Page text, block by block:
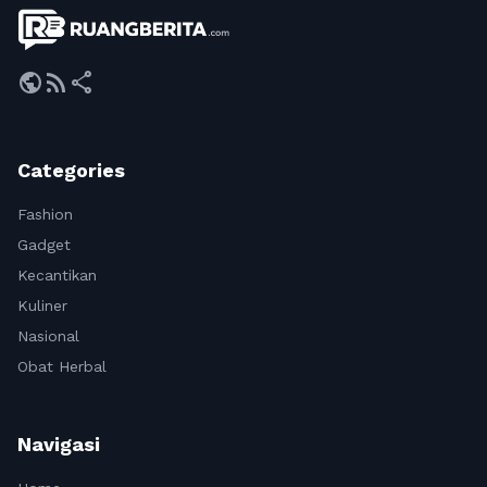
publicrss_feed share
Categories
Fashion
Gadget
Kecantikan
Kuliner
Nasional
Obat Herbal
Navigasi